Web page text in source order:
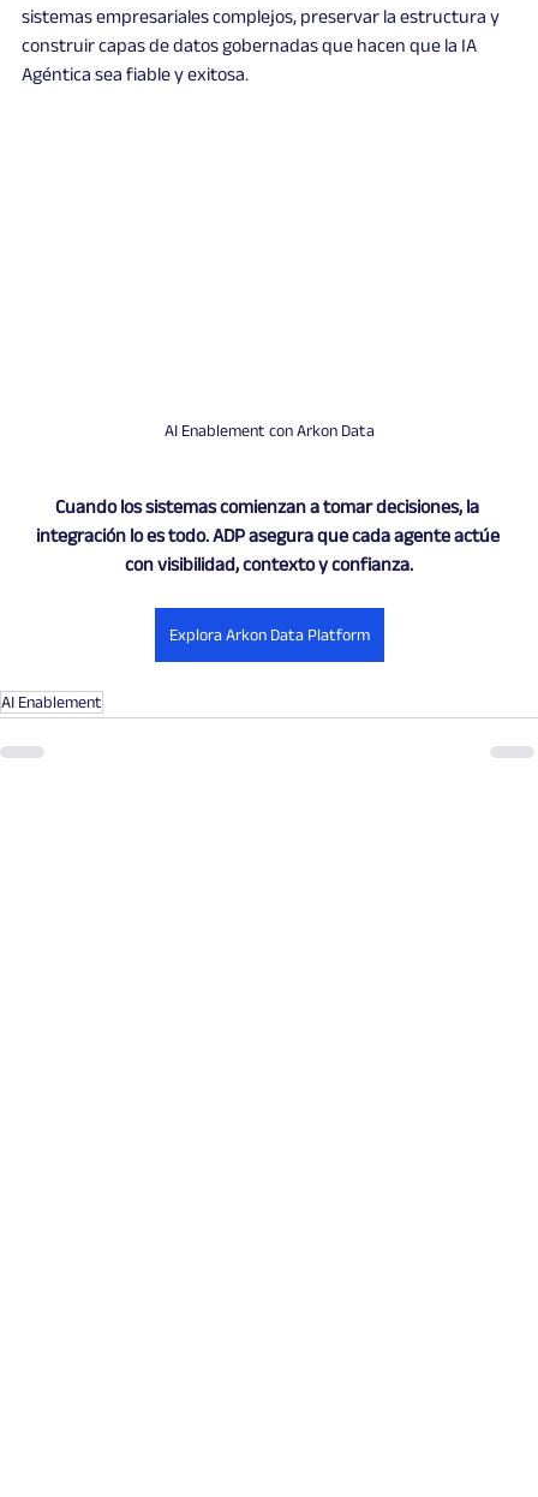
sistemas empresariales complejos, preservar la estructura y
construir capas de datos gobernadas que hacen que la IA
Agéntica sea fiable y exitosa.
AI Enablement con Arkon Data
Cuando los sistemas comienzan a tomar decisiones, la
integración lo es todo. ADP asegura que cada agente actúe
con visibilidad, contexto y confianza.
Explora Arkon Data Platform
AI Enablement